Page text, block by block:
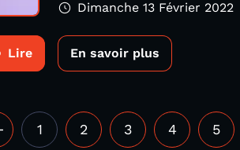
Dimanche 13 Février 2022
Lire En savoir plus
1 2 3 4 5